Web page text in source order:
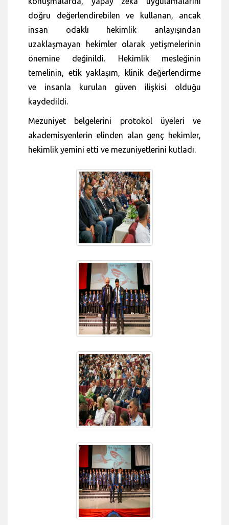
doğru değerlendirebilen ve kullanan, ancak
insan odaklı hekimlik anlayışından
uzaklaşmayan hekimler olarak yetişmelerinin
önemine değinildi. Hekimlik mesleğinin
temelinin, etik yaklaşım, klinik değerlendirme
ve insanla kurulan güven ilişkisi olduğu
kaydedildi.
Mezuniyet belgelerini protokol üyeleri ve
akademisyenlerin elinden alan genç hekimler,
hekimlik yemini etti ve mezuniyetlerini kutladı.